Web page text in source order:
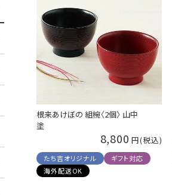
根来あけぼの 組椀〈2個〉 山中
塗
8,800
たち吉オリジナル
ギフト対応
海外配送OK